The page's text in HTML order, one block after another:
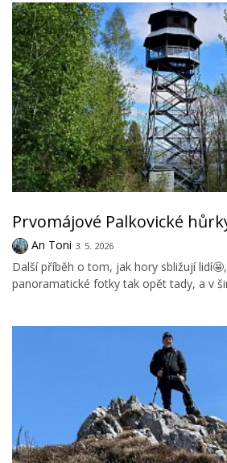
Prvomájové Palkovické
An Toni 3. 5. 2026
Další příběh o tom, jak hory sbližují
panoramatické fotky tak opět tady, a v